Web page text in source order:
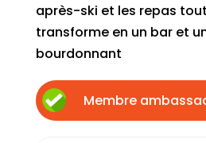
après-ski et les repas
transforme en un bar et
bourdonnant
Membre